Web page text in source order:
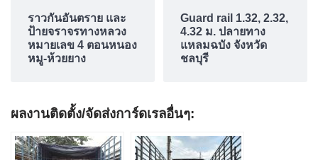
ราวกันอันตราย และ
ป้ายจราจรทางหลวง
หมายเลข 4 ตอนหนอง
หมู-ห้วยยาง
Guard rail 1.32, 2.32,
4.32 ม. ปลายทาง
แหลมฉบัง จังหวัด
ชลบุรี
ผลงานติดตั้ง/จัดส่งการ์ดเรลอื่นๆ: